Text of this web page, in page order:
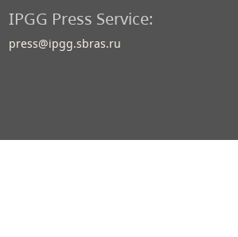
IPGG Press Service:
press@ipgg.sbras.ru